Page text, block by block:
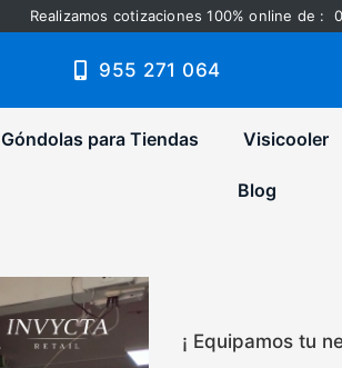
Realizamos cotizaciones 100% online de
955 271 064
Góndolas para Tiendas Visicooler
Blog
¡ Equipamos tu